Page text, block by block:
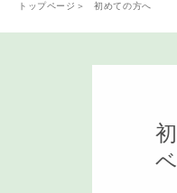
トップページ ＞ 初めての方へ